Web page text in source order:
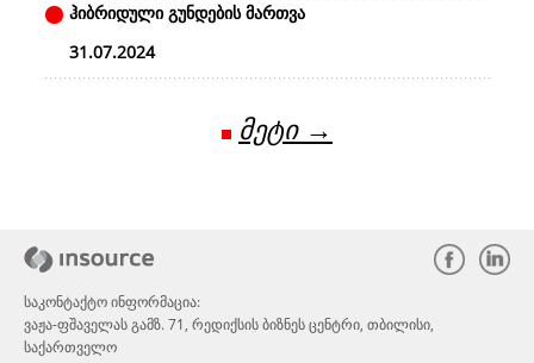
ჰიბრიდული გუნდების მართვა
31.07.2024
მეტი →
საკონტაქტო ინფორმაცია:
ვაჟა-ფშაველას გამზ. 71, რედიქსის ბიზნეს ცენტრი, თბილისი,
საქართველო